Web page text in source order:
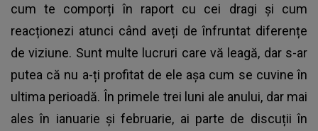
cum te comporți în raport cu cei dragi și cum
reacționezi atunci când aveți de înfruntat diferențe
de viziune. Sunt multe lucruri care vă leagă, dar s-ar
putea că nu a-ți profitat de ele așa cum se cuvine în
ultima perioadă. În primele trei luni ale anului, dar mai
ales în ianuarie și februarie, ai parte de discuții în